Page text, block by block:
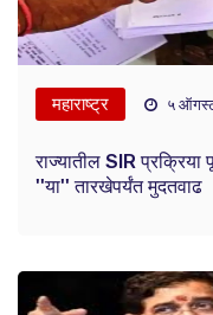
महाराष्ट्र ५
राज्यातील SIR
''या'' तारखेपर्यंत मुदतवाढ